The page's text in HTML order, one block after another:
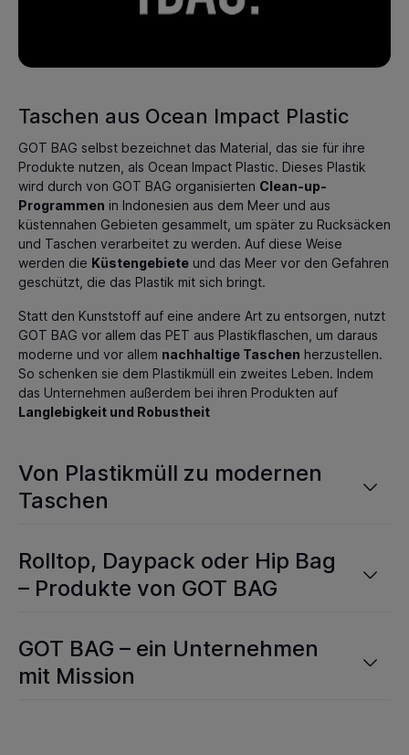
Taschen aus Ocean Impact Plastic
GOT BAG selbst bezeichnet das Material, das sie für ihre
Produkte nutzen, als Ocean Impact Plastic. Dieses Plastik
wird durch von GOT BAG organisierten Clean-up-
Programmen in Indonesien aus dem Meer und aus
küstennahen Gebieten gesammelt, um später zu Rucksäcken
und Taschen verarbeitet zu werden. Auf diese Weise
werden die Küstengebiete und das Meer vor den Gefahren
geschützt, die das Plastik mit sich bringt.
Statt den Kunststoff auf eine andere Art zu entsorgen, nutzt
GOT BAG vor allem das PET aus Plastikflaschen, um daraus
moderne und vor allem nachhaltige Taschen herzustellen.
So schenken sie dem Plastikmüll ein zweites Leben. Indem
das Unternehmen außerdem bei ihren Produkten auf
Langlebigkeit und Robustheit
Von Plastikmüll zu modernen
Taschen
Rolltop, Daypack oder Hip Bag
– Produkte von GOT BAG
GOT BAG – ein Unternehmen
mit Mission